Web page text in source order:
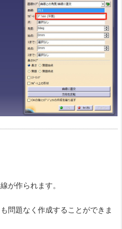
が作られます。
問題なく作成することができま